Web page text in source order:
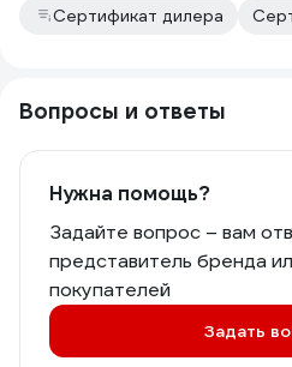
Сертификат дилера
Вопросы и ответы
Нужна помощь?
Задайте вопрос – вам
представитель бренда
покупателей
Задать